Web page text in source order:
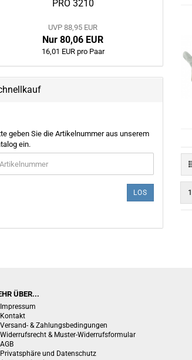
1
PRO 3210
UVP 88,95 EUR
Nur 80,06 EUR
16,01 EUR pro Paar
geben Sie die Artikelnummer aus unserem
ein.
LOS
ÜBER...
Impressum
Kontakt
Versand- & Zahlungsbedingungen
Widerrufsrecht & Muster-Widerrufsformular
AGB
Privatsphäre und Datenschutz